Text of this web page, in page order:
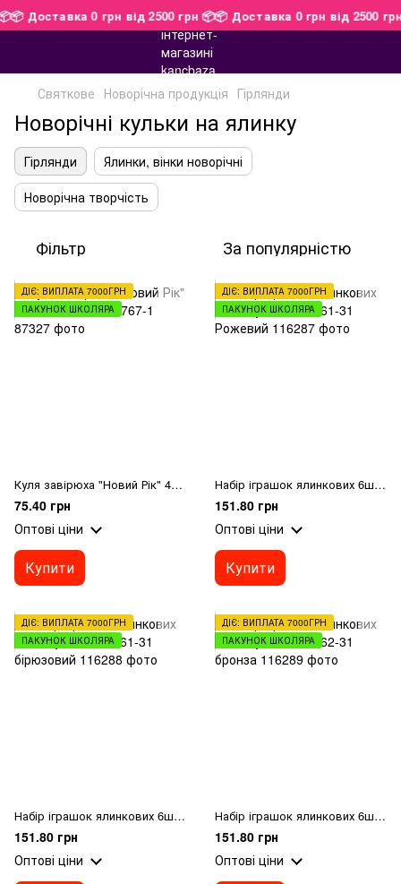
📦📦 Доставка 0 грн від 2500 грн 📦📦 Доставка 0 грн від 2500
Святкове Новорічна продукція Гірлянди
Новорічні кульки на ялинку
Гірлянди
Ялинки, вінки новорічні
Новорічна творчість
Фільтр За популярністю
ДІЄ: ВИПЛАТА 7000ГРН
ПАКУНОК ШКОЛЯРА
Куля завірюха "Новий Рік" 45мм світиться 7767-1
75.40 грн
Оптові ціни
Купити
ДІЄ: ВИПЛАТА 7000ГРН
ПАКУНОК ШКОЛЯРА
Набір іграшок ялинкових 6шт "Кулі" 7см 7661-31 Рожевий
151.80 грн
Оптові ціни
Купити
ДІЄ: ВИПЛАТА 7000ГРН
ПАКУНОК ШКОЛЯРА
Набір іграшок ялинкових 6шт "Кулі" 7см 7661-31 бірюзовий
151.80 грн
Оптові ціни
ДІЄ: ВИПЛАТА 7000ГРН
ПАКУНОК ШКОЛЯРА
Набір іграшок ялинкових 6шт "Кулі" 7см 7662-31 бронза
151.80 грн
Оптові ціни